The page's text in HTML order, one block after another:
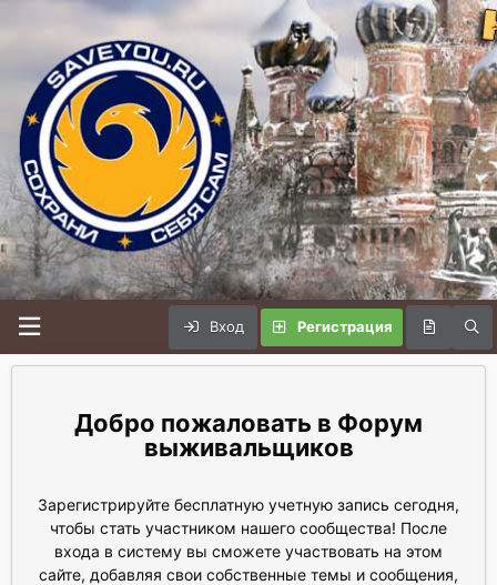
Вход Регистрация
Форум
выживальщиков
Зарегистрируйте бесплатную учетную запись сегодня,
чтобы стать участником нашего сообщества! После
входа в систему вы сможете участвовать на этом
сайте, добавляя свои собственные темы и сообщения,